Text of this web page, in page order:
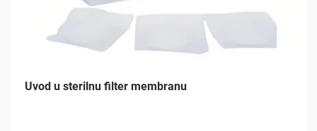
Uvod u sterilnu filter membranu